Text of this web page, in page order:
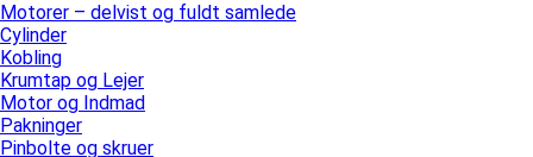
Motorer – delvist og fuldt samlede
Cylinder
Kobling
Krumtap og Lejer
Motor og Indmad
Pakninger
Pinbolte og skruer